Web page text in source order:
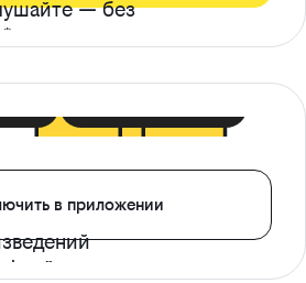
— без
в приложении